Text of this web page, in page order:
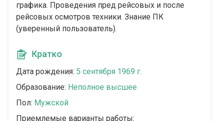
графика. Проведения пред рейсовых и после
рейсовых осмотров техники. Знание ПК
(уверенный пользователь).
Кратко
Дата рождения: 5 сентября 1969 г.
Образование: Неполное высшее
Пол: Мужской
Приемлемые варианты работы: